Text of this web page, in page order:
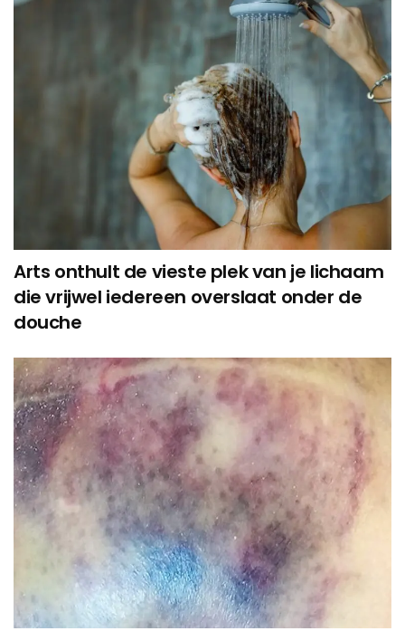
Arts onthult de vieste plek van je lichaam
die vrijwel iedereen overslaat onder de
douche